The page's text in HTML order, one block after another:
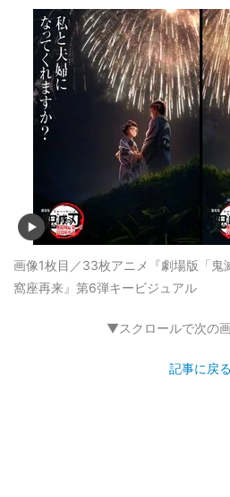
画像1枚目／33枚アニメ『劇場版「鬼
窩座再来』第6弾キービジュアル
▼スクロールで次の
記事に戻る